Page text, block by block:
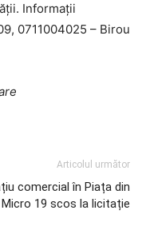
Informaţii
0711004025 – Birou
Articolul următor
comercial în Piața din
Micro 19 scos la licitație